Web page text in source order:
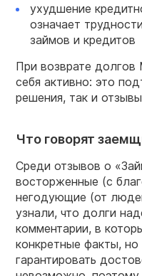
ухудшение
означает
займов и кредитов
При возврате
себя активно: это
решения, так и
Что говорят
Среди отзывов о
восторженные (с
негодующие (от
узнали, что долги
комментарии, в
конкретные факты,
гарантировать